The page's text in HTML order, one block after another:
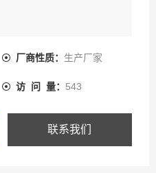
厂商性质： 生产厂家
访 问 量： 543
联系我们